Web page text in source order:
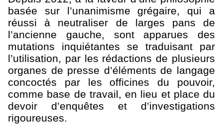
basée sur l’unanimisme grégaire, qui a
réussi à neutraliser de larges pans de
l’ancienne gauche, sont apparues des
mutations inquiétantes se traduisant par
l’utilisation, par les rédactions de plusieurs
organes de presse d’éléments de langage
concoctés par les officines du pouvoir,
comme base de travail, en lieu et place du
devoir d’enquêtes et d’investigations
rigoureuses.